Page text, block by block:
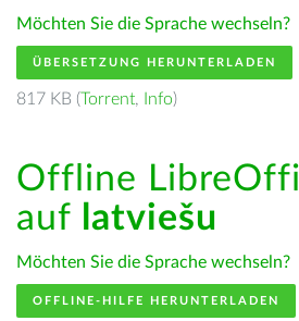
Möchten Sie die Sprache wechseln?
ÜBERSETZUNG HERUNTERLADEN
817 KB (Torrent, Info)
Offline
auf latviešu
Möchten Sie die Sprache wechseln?
OFFLINE-HILFE HERUNTERLADEN